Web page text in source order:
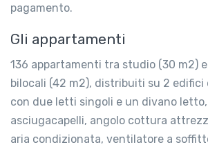
pagamento.
Gli appartamenti
136 appartamenti tra studio (30 m2)
bilocali (42 m2), distribuiti su 2
con due letti singoli e un divano
asciugacapelli, angolo cottura
aria condizionata, ventilatore a